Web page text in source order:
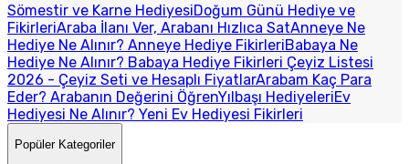
Sömestir ve Karne HediyesiDoğum Günü Hediye ve
FikirleriAraba İlanı Ver, Arabanı Hızlıca SatAnneye Ne
Hediye Ne Alınır? Anneye Hediye FikirleriBabaya Ne
Hediye Ne Alınır? Babaya Hediye Fikirleri Çeyiz Listesi
2026 - Çeyiz Seti ve Hesaplı FiyatlarArabam Kaç Para
Eder? Arabanın Değerini ÖğrenYılbaşı HediyeleriEv
Hediyesi Ne Alınır? Yeni Ev Hediyesi Fikirleri
Popüler Kategoriler